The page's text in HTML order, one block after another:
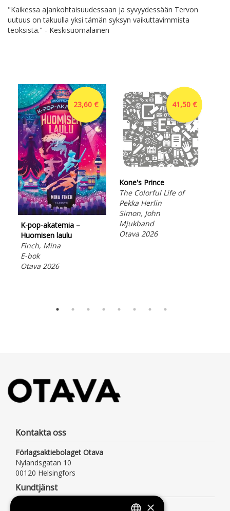
"Kaikessa ajankohtaisuudessaan ja syvyydessään Tervon
uutuus on takuulla yksi tämän syksyn vaikuttavimmista
teoksista." - Keskisuomalainen
23,60 €
K-pop-akatemia –
Huomisen laulu
Finch, Mina
E-bok
Otava 2026
41,50 €
Kone's Prince
The Colorful Life of
Pekka Herlin
Simon, John
Mjukband
Otava 2026
Kontakta oss
Förlagsaktiebolaget Otava
Nylandsgatan 10
00120 Helsingfors
Kundtjänst
×